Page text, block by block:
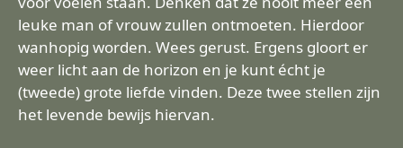
leuke man of vrouw zullen ontmoeten. Hierdoor
wanhopig worden. Wees gerust. Ergens gloort er
weer licht aan de horizon en je kunt écht je
(tweede) grote liefde vinden. Deze twee stellen zijn
het levende bewijs hiervan.